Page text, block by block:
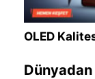
OLED